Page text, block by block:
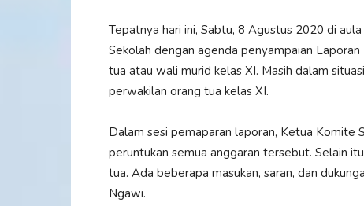
Tepatnya hari ini, Sabtu, 8 Agustus 2020 di
Sekolah dengan agenda penyampaian
tua atau wali murid kelas XI. Masih dalam
perwakilan orang tua kelas XI.
Dalam sesi pemaparan laporan, Ketua Komite
peruntukan semua anggaran tersebut. Selain
tua. Ada beberapa masukan, saran, dan
Ngawi.